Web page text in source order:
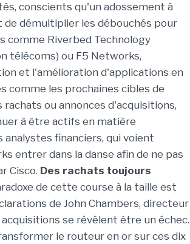
conscients qu'un adossement à
de démultiplier les débouchés pour
comme Riverbed Technology
télécoms) ou F5 Networks,
et l'amélioration d'applications en
comme les prochaines cibles de
ou annonces d'acquisitions,
à être actifs en matière
financiers, qui voient
entrer dans la danse afin de ne pas
Cisco. Des rachats toujours
de cette course à la taille est
de John Chambers, directeur
acquisitions se révèlent être un échec.
le routeur en or sur ces dix